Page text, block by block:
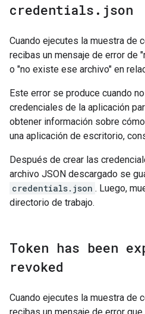
credentials . json
Cuando ejecutes la muestra de
recibas un mensaje de error de
o "no existe ese archivo" en
Este error se produce cuando
credenciales de la aplicación
obtener información sobre
una aplicación de escritorio,
Después de crear las
archivo JSON descargado se
credentials.json . Luego,
directorio de trabajo.
Token has been
revoked
Cuando ejecutes la muestra de